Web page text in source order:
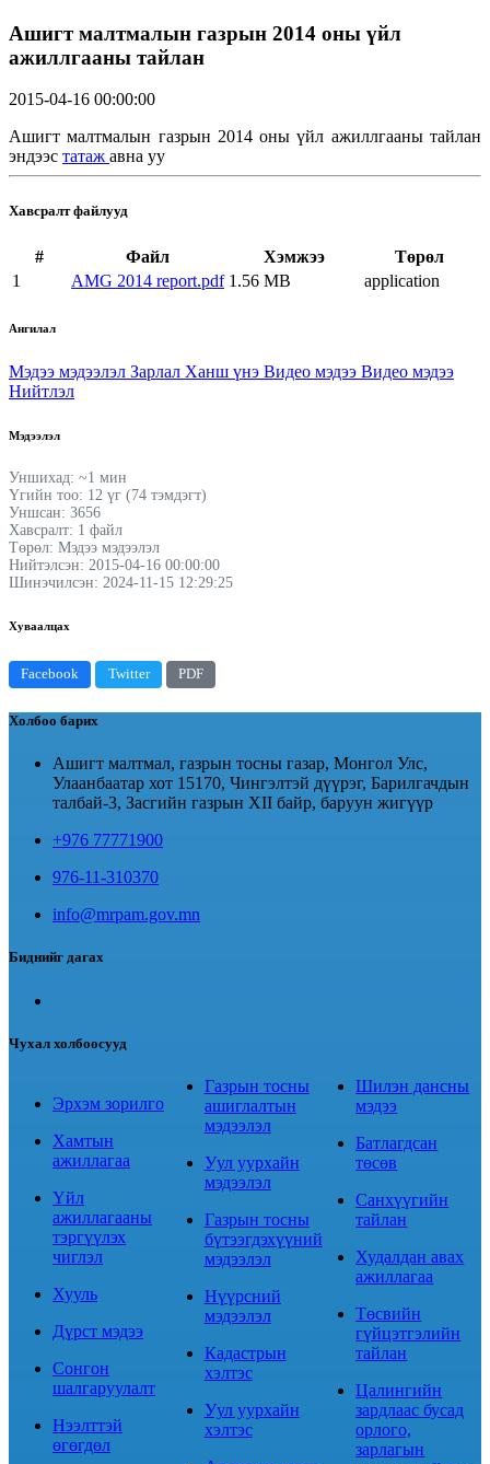
Ашигт малтмалын газрын 2014 оны үйл
ажиллгааны тайлан
2015-04-16 00:00:00
Ашигт малтмалын газрын 2014 оны үйл ажиллгааны тайлан
эндээс татаж авна уу
Хавсралт файлууд
# Файл Хэмжээ
Төрөл
1
AMG 2014 report.pdf 1.56 MB application
Ангилал
Мэдээ мэдээлэл Зарлал Ханш үнэ Видео мэдээ Видео мэдээ
Нийтлэл
Мэдээлэл
Уншихад: ~1 мин
Үгийн тоо: 12 үг (74 тэмдэгт)
Уншсан: 3656
Хавсралт: 1 файл
Төрөл: Мэдээ мэдээлэл
Нийтэлсэн: 2015-04-16 00:00:00
Шинэчилсэн: 2024-11-15 12:29:25
Хуваалцах
Facebook Twitter PDF
Холбоо барих
Ашигт малтмал, газрын тосны газар, Монгол Улс,
Улаанбаатар хот 15170, Чингэлтэй дүүрэг, Барилгачдын
талбай-3, Засгийн газрын XII байр, баруун жигүүр
+976 77771900
976-11-310370
info@mrpam.gov.mn
Биднийг дагах
Чухал холбоосууд
Эрхэм зорилго
Хамтын
ажиллагаа
Үйл
ажиллагааны
тэргүүлэх
чиглэл
Хууль
Дүрст мэдээ
Сонгон
шалгаруулалт
Нээлттэй
өгөгдөл
Газрын тосны
ашиглалтын
мэдээлэл
Уул уурхайн
мэдээлэл
Газрын тосны
бүтээгдэхүүний
мэдээлэл
Нүүрсний
мэдээлэл
Кадастрын
хэлтэс
Уул уурхайн
хэлтэс
Шилэн дансны
мэдээ
Батлагдсан
төсөв
Санхүүгийн
тайлан
Худалдан авах
ажиллагаа
Төсвийн
гүйцэтгэлийн
тайлан
Цалингийн
зардлаас бусад
орлого,
зарлагын